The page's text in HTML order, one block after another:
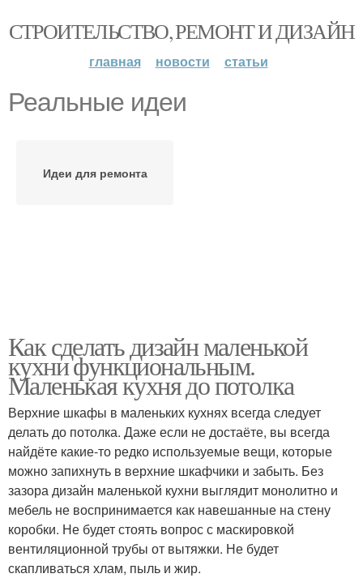
СТРОИТЕЛЬСТВО, РЕМОНТ И ДИЗАЙН
главная новости статьи
Реальные идеи
Идеи для ремонта
Как сделать дизайн маленькой
кухни функциональным.
Маленькая кухня до потолка
Верхние шкафы в маленьких кухнях всегда следует
делать до потолка. Даже если не достаёте, вы всегда
найдёте какие-то редко используемые вещи, которые
можно запихнуть в верхние шкафчики и забыть. Без
зазора дизайн маленькой кухни выглядит монолитно и
мебель не воспринимается как навешанные на стену
коробки. Не будет стоять вопрос с маскировкой
вентиляционной трубы от вытяжки. Не будет
скапливаться хлам, пыль и жир.